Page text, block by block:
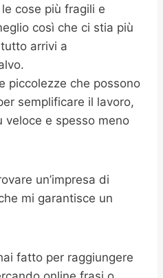
cose più fragili e
così che ci stia più
arrivi a
piccolezze che possono
semplificare il lavoro,
veloce e spesso meno
un’impresa di
mi garantisce un
fatto per raggiungere